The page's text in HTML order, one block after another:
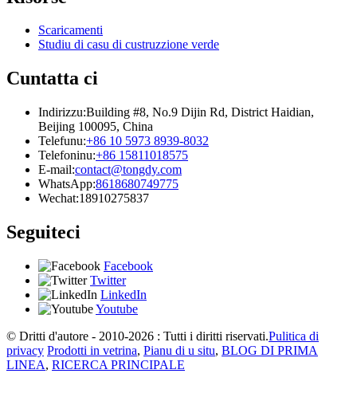
Scaricamenti
Studiu di casu di custruzzione verde
Cuntatta ci
Indirizzu:Building #8, No.9 Dijin Rd, District Haidian,
Beijing 100095, China
Telefunu:+86 10 5973 8939-8032
Telefoninu:+86 15811018575
E-mail:contact@tongdy.com
WhatsApp:8618680749775
Wechat:18910275837
Seguiteci
Facebook
Twitter
LinkedIn
Youtube
© Dritti d'autore - 2010-2026 : Tutti i diritti riservati.Pulitica di
privacy Prodotti in vetrina, Pianu di u situ, BLOG DI PRIMA
LINEA, RICERCA PRINCIPALE